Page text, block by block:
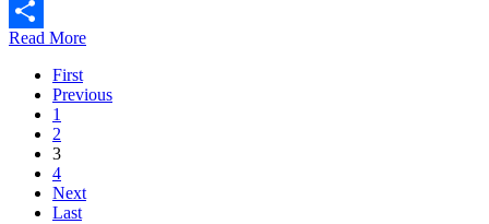
Email
Share
Read More
First
Previous
1
2
3
4
Next
Last